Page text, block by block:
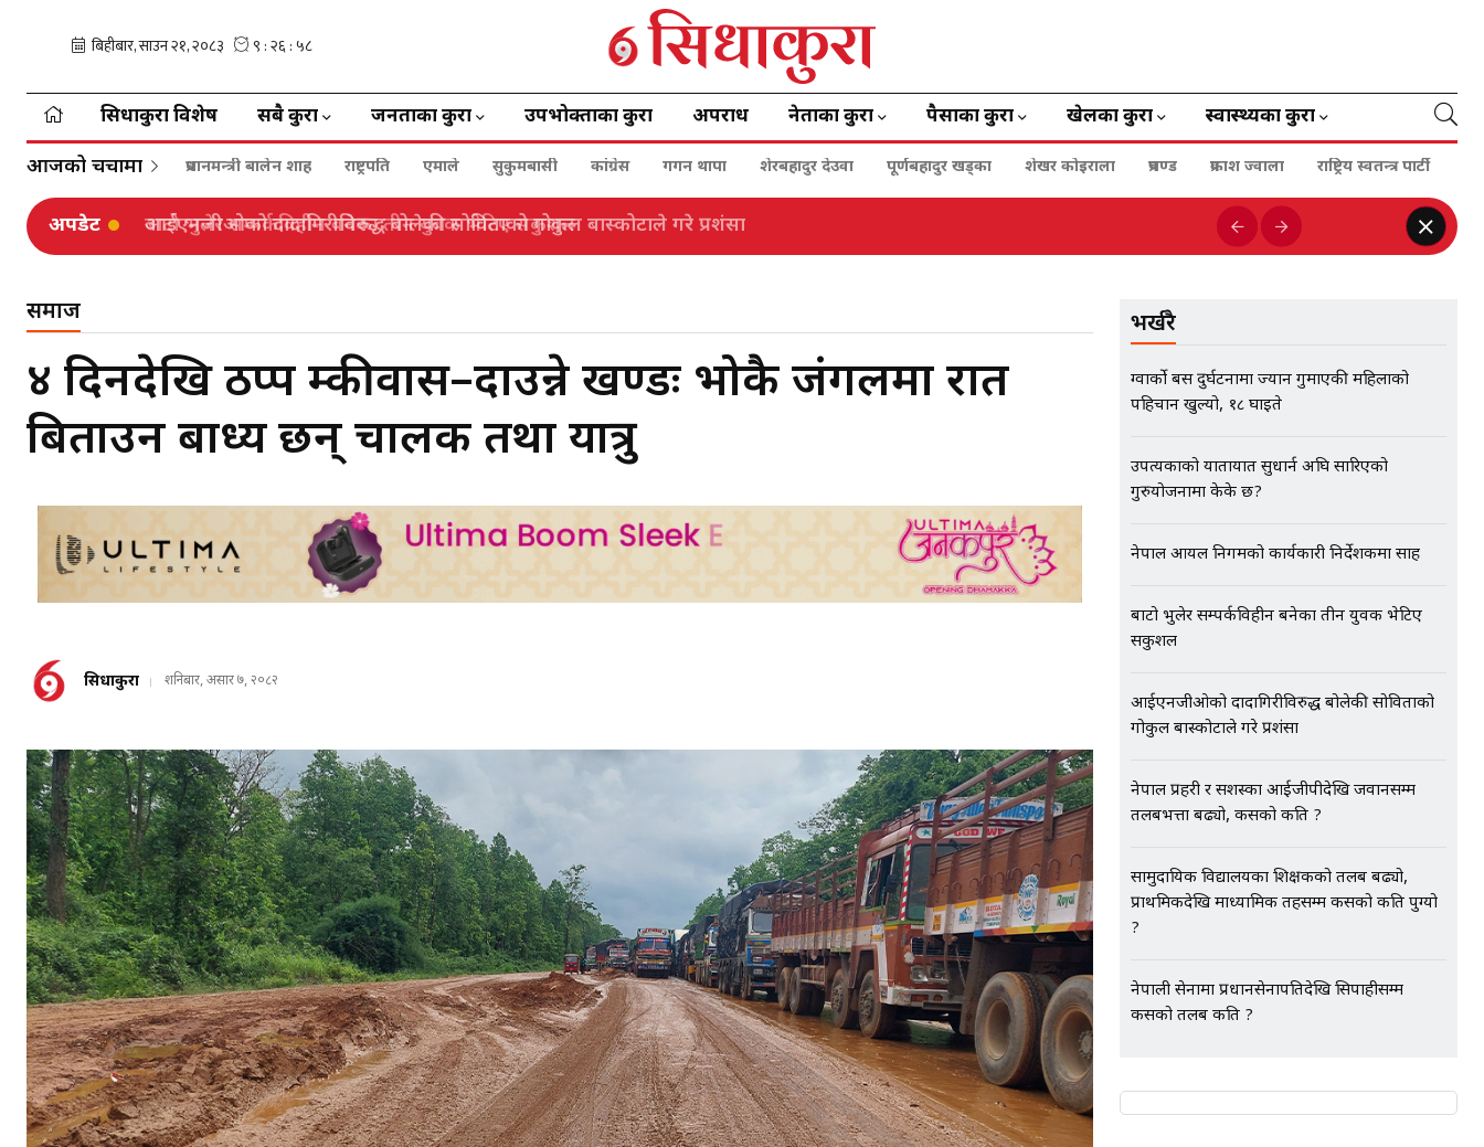
सिधाकुरा विशेष सबै कुरा जनताका कुरा उपभोक्ताका कुरा अपराध नेताका कुरा पैसाका कुरा खेलका कुरा स्वास्थ्यका कुरा
आजको चर्चामा प्रधानमन्त्री बालेन शाह राष्ट्रपति एमाले सुकुमबासी कांग्रेस गगन थापा शेरबहादुर देउवा पूर्णबहादुर खड्का शेखर कोइराला प्रचण्ड प्रकाश ज्वाला राष्ट्रिय स्वतन्त्र पार्टी
अपडेट आईएनजीओको दादागिरीविरुद्ध बोलेकी सोविताको गोकुल बास्कोटाले गरे प्रशंसा
समाज
४ दिनदेखि ठप्प दुम्कीवास–दाउन्ने खण्डः भोकै जंगलमा रात
बिताउन बाध्य छन् चालक तथा यात्रु
सिधाकुरा शनिबार, असार ७, २०८२
भर्खरै
ग्वार्को बस दुर्घटनामा ज्यान गुमाएकी महिलाको
पहिचान खुल्यो, १८ घाइते
उपत्यकाको यातायात सुधार्न अघि सारिएको
गुरुयोजनामा केके छ?
नेपाल आयल निगमको कार्यकारी निर्देशकमा साह
बाटो भुलेर सम्पर्कविहीन बनेका तीन युवक भेटिए
सकुशल
आईएनजीओको दादागिरीविरुद्ध बोलेकी सोविताको
गोकुल बास्कोटाले गरे प्रशंसा
नेपाल प्रहरी र सशस्त्रका आईजीपीदेखि जवानसम्म
तलबभत्ता बढ्यो, कसको कति ?
सामुदायिक विद्यालयका शिक्षकको तलब बढ्यो,
प्राथमिकदेखि माध्यामिक तहसम्म कसको कति पुग्यो
?
नेपाली सेनामा प्रधानसेनापतिदेखि सिपाहीसम्म
कसको तलब कति ?